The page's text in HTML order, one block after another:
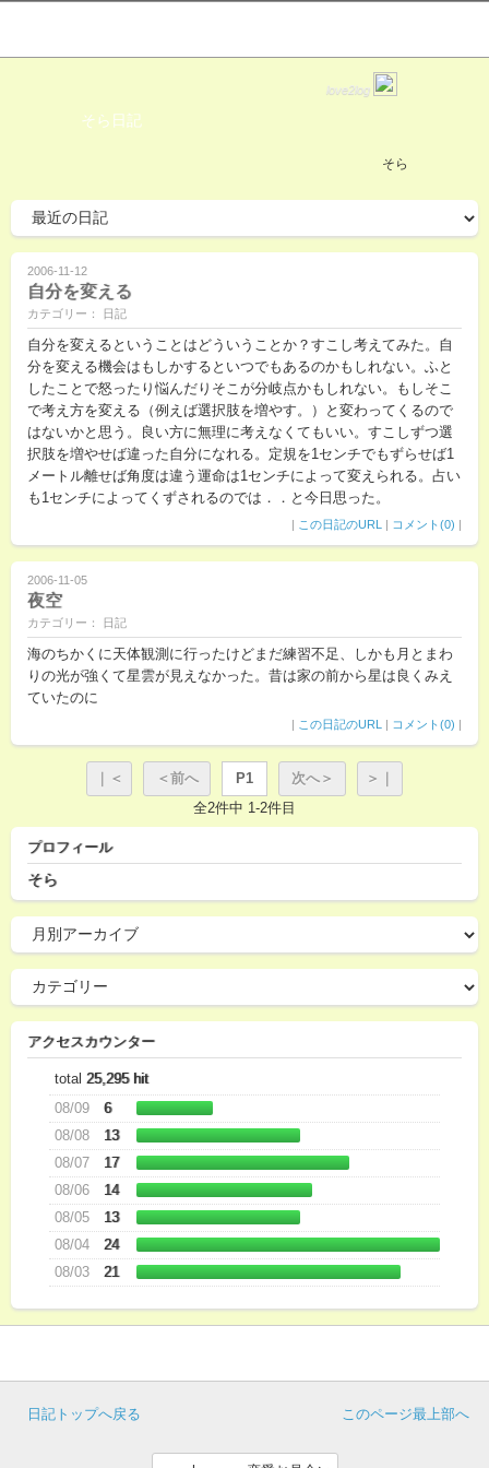
love2log
そら日記
そら
2006-11-12
自分を変える
カテゴリー： 日記
自分を変えるということはどういうことか？すこし考えてみた。自
分を変える機会はもしかするといつでもあるのかもしれない。ふと
したことで怒ったり悩んだりそこが分岐点かもしれない。もしそこ
で考え方を変える（例えば選択肢を増やす。）と変わってくるので
はないかと思う。良い方に無理に考えなくてもいい。すこしずつ選
択肢を増やせば違った自分になれる。定規を1センチでもずらせば1
メートル離せば角度は違う運命は1センチによって変えられる。占い
も1センチによってくずされるのでは．．と今日思った。
| この日記のURL | コメント(0) |
2006-11-05
夜空
カテゴリー： 日記
海のちかくに天体観測に行ったけどまだ練習不足、しかも月とまわ
りの光が強くて星雲が見えなかった。昔は家の前から星は良くみえ
ていたのに
| この日記のURL | コメント(0) |
｜＜ ＜前へ P1 次へ＞
＞｜
全2件中 1-2件目
プロフィール
そら
アクセスカウンター
total 25,295 hit
08/09
6
08/08
13
08/07
17
08/06
14
08/05
13
08/04
24
08/03
21
このページ最上部へ
日記トップへ戻る